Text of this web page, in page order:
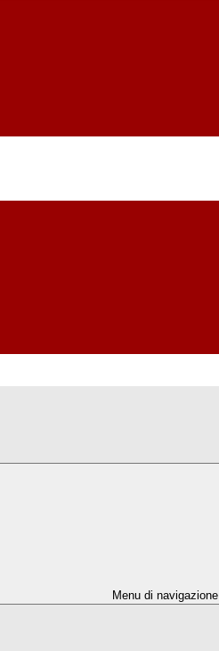
Menu di navigazione